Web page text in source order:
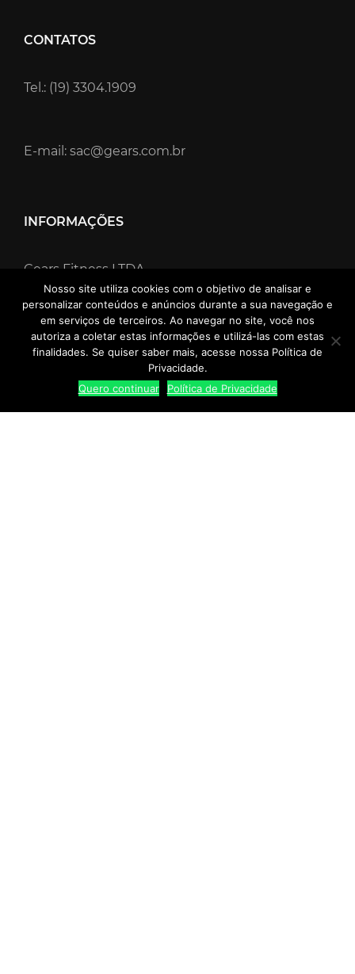
CONTATOS
Tel.: (19) 3304.1909
E-mail: sac@gears.com.br
INFORMAÇÕES
Gears Fitness LTDA
CNPJ: 42.524.404/0001-24
SAC: Segunda à Sexta das 9h00 às 17h00
Nosso site utiliza cookies com o objetivo de analisar e
personalizar conteúdos e anúncios durante a sua navegação e
em serviços de terceiros. Ao navegar no site, você nos
autoriza a coletar estas informações e utilizá-las com estas
finalidades. Se quiser saber mais, acesse nossa Política de
Privacidade.
Quero continuar
Política de Privacidade